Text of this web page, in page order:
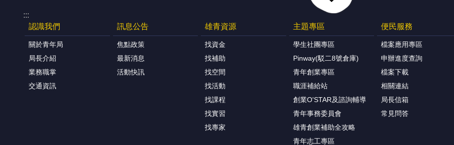
:::
認識我們
關於青年局
局長介紹
業務職掌
交通資訊
訊息公告
焦點政策
最新消息
活動快訊
雄青資源
找資金
找補助
找空間
找活動
找課程
找實習
找專家
主題專區
學生社團專區
Pinway(駁二8號倉庫)
青年創業專區
職涯補給站
創業O'STAR及諮詢輔導
青年事務委員會
雄青創業補助全攻略
青年志工專區
便民服務
檔案應用專區
申辦進度查詢
檔案下載
相關連結
局長信箱
常見問答